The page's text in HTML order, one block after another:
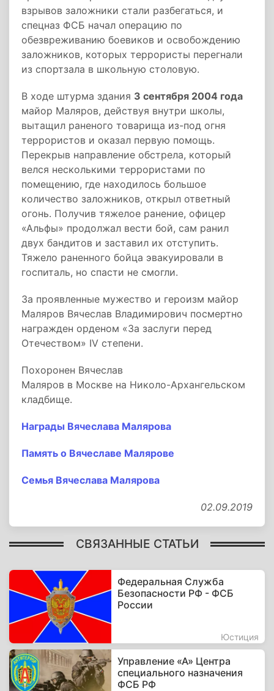
взрывов заложники стали разбегаться, и
спецназ ФСБ начал операцию по
обезвреживанию боевиков и освобождению
заложников, которых террористы перегнали
из спортзала в школьную столовую.
В ходе штурма здания 3 сентября 2004 года
майор Маляров, действуя внутри школы,
вытащил раненого товарища из-под огня
террористов и оказал первую помощь.
Перекрыв направление обстрела, который
велся несколькими террористами по
помещению, где находилось большое
количество заложников, открыл ответный
огонь. Получив тяжелое ранение, офицер
«Альфы» продолжал вести бой, сам ранил
двух бандитов и заставил их отступить.
Тяжело раненного бойца эвакуировали в
госпиталь, но спасти не смогли.
За проявленные мужество и героизм майор
Маляров Вячеслав Владимирович посмертно
награжден орденом «За заслуги перед
Отечеством» IV степени.
Похоронен Вячеслав
Маляров в Москве на Николо-Архангельском
кладбище.
Награды Вячеслава Малярова
Память о Вячеславе Малярове
Семья Вячеслава Малярова
02.09.2019
СВЯЗАННЫЕ СТАТЬИ
Федеральная Служба
Безопасности РФ - ФСБ
России
Юстиция
Управление «А» Центра
специального назначения
ФСБ РФ